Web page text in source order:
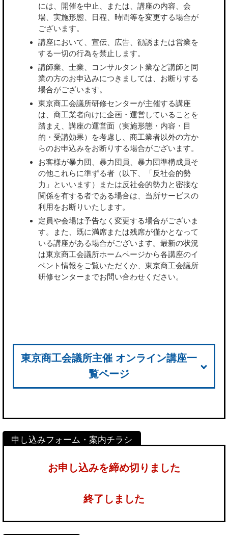
には、開催を中止、または、講座の内容、会
場、実施形態、日程、時間等を変更する場合が
ございます。
講座において、宣伝、広告、勧誘または営業を
する一切の行為を禁止します。
講師業、士業、コンサルタント業など講師と同
業の方のお申込みにつきましては、お断りする
場合がございます。
東京商工会議所研修センターが主催する講座
は、商工業者向けに企画・運営していることを
踏まえ、講座の運営面（実施形態・内容・目
的・受講効果）を考慮し、商工業者以外の方か
らのお申込みをお断りする場合がございます。
お客様が暴力団、暴力団員、暴力団準構成員そ
の他これらに準ずる者（以下、「反社会的勢
力」といいます）または反社会的勢力と密接な
関係を有する者である場合は、当所サービスの
利用をお断りいたします。
定員や会場は予告なく変更する場合がございま
す。また、既に満席または残席が僅かとなって
いる講座がある場合がございます。最新の状況
は東京商工会議所ホームページから各講座のイ
ベント情報をご覧いただくか、東京商工会議所
研修センターまでお問い合わせください。
東京商工会議所主催 オンライン講座一
覧ページ
お申し込みを締め切りました
終了しました